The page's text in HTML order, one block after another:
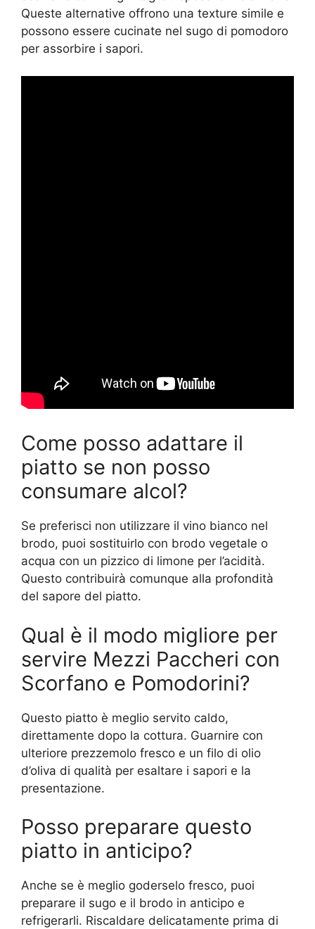
Queste alternative offrono una texture simile e
possono essere cucinate nel sugo di pomodoro
per assorbire i sapori.
Come posso adattare il
piatto se non posso
consumare alcol?
Se preferisci non utilizzare il vino bianco nel
brodo, puoi sostituirlo con brodo vegetale o
acqua con un pizzico di limone per l’acidità.
Questo contribuirà comunque alla profondità
del sapore del piatto.
Qual è il modo migliore per
servire Mezzi Paccheri con
Scorfano e Pomodorini?
Questo piatto è meglio servito caldo,
direttamente dopo la cottura. Guarnire con
ulteriore prezzemolo fresco e un filo di olio
d’oliva di qualità per esaltare i sapori e la
presentazione.
Posso preparare questo
piatto in anticipo?
Anche se è meglio goderselo fresco, puoi
preparare il sugo e il brodo in anticipo e
refrigerarli. Riscaldare delicatamente prima di